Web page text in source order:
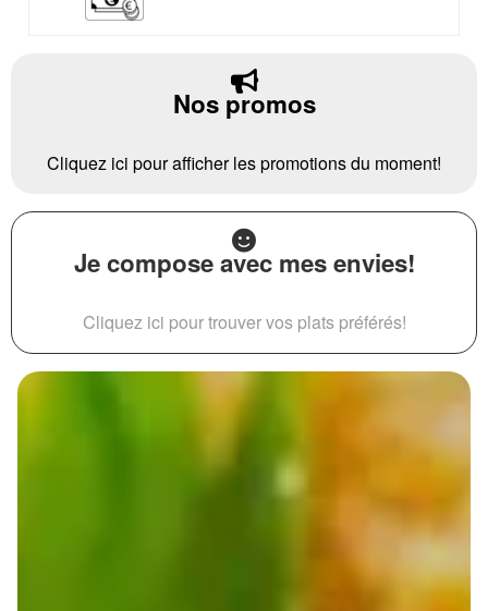
Nos promos
Cliquez ici pour afficher les promotions du moment!
Je compose avec mes envies!
Cliquez ici pour trouver vos plats préférés!